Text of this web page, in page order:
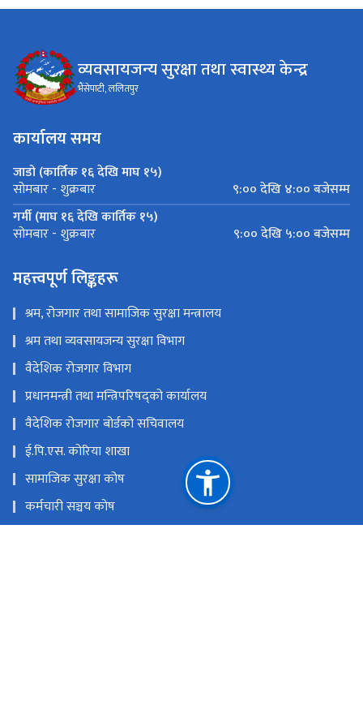
व्यवसायजन्य सुरक्षा तथा स्वास्थ्य केन्द्र
भैंसेपाटी, ललितपुर
कार्यालय समय
जाडो (कार्तिक १६ देखि माघ १५)
सोमबार - शुक्रबार
९:०० देखि ४:०० बजेसम्म
गर्मी (माघ १६ देखि कार्तिक १५)
सोमबार - शुक्रबार ९:०० देखि ५:०० बजेसम्म
महत्त्वपूर्ण लिङ्कहरू
श्रम, रोजगार तथा सामाजिक सुरक्षा मन्त्रालय
श्रम तथा व्यवसायजन्य सुरक्षा विभाग
वैदेशिक रोजगार विभाग
प्रधानमन्त्री तथा मन्त्रिपरिषद्को कार्यालय
वैदेशिक रोजगार बोर्डको सचिवालय
ई.पि.एस. कोरिया शाखा
सामाजिक सुरक्षा कोष
कर्मचारी सञ्चय कोष